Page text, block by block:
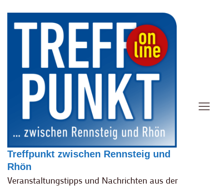
Treffpunkt zwischen Rennsteig und
Rhön
Veranstaltungstipps und Nachrichten aus der